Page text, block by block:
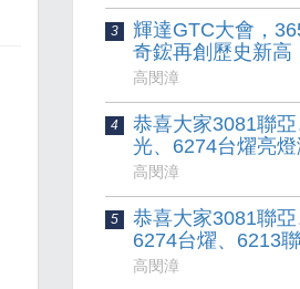
3
輝達GTC大會，
奇鋐再創歷史新高
高閔漳
4
恭喜大家3081聯
光、6274台燿亮燈
高閔漳
5
恭喜大家3081聯亞
6274台燿、6213
高閔漳